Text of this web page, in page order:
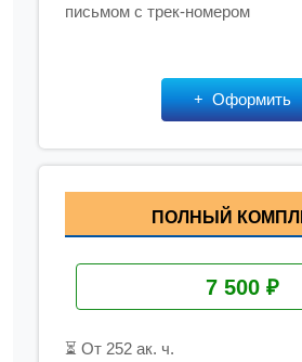
письмом с трек-номером
Оформить
ПОЛНЫЙ
7 500 ₽
⏳ От 252 ак. ч.